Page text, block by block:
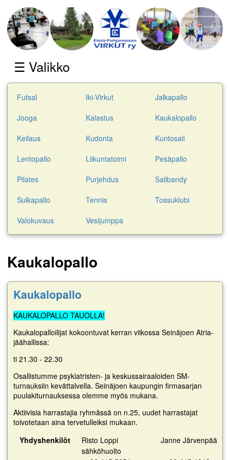
☰ Valikko
Futsal Iki-Virkut
Jalkapallo
Jooga
Kalastus
Kaukalopallo
Keilaus
Kudonta
Kuntosali
Lentopallo
Liikuntatoimi
Pesäpallo
Pilates
Purjehdus
Salibandy
Sulkapallo
Tennis
Tossuklubi
Valokuvaus
Vesijumppa
Kaukalopallo
Kaukalopallo
KAUKALOPALLO TAUOLLA!
Kaukalopalloilijat kokoontuvat kerran viikossa Seinäjoen Atria-
jäähallissa:
ti 21.30 - 22.30
Osallistumme psykiatristen- ja keskussairaaloiden SM-
turnauksiin kevättalvella. Seinäjoen kaupungin firmasarjan
puulakiturnauksessa olemme myös mukana.
Aktiivisia harrastajia ryhmässä on n.25, uudet harrastajat
toivotetaan aina tervetulleiksi mukaan.
Yhdyshenkilöt
Risto Loppi
Janne Järvenpää
sähköhuolto